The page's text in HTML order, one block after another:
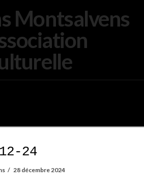
24
28 décembre 2024